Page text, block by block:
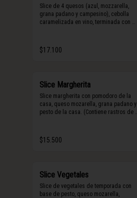
Slice de 4 quesos (azul, mozzarella,
grana padano y campesino), cebolla
caramelizada en vino, terminada con
$17.100
Slice Margherita
Slice margherita con pomodoro de la
casa, queso mozarella, grana padano y
pesto de la casa. (Contiene rastros de
$15.500
Slice Vegetales
Slice de vegetales de temporada con
base de pesto, queso mozarella,